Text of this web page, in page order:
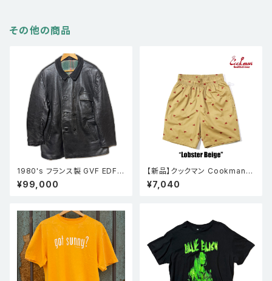
その他の商品
1980's フランス製 GVF EDF8
3 ウール襟コルビジェジャケット
黒
¥99,000
【新品】クックマン Cookman
シェフパンツ Chef Pants Sho
rt Embroidery Lobster Bei
¥7,040